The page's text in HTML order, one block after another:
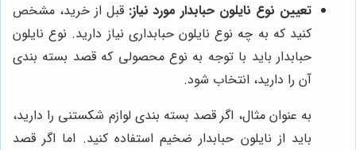
تعیین نوع نایلون حبابدار مورد نیاز: قبل از خرید، مشخص
کنید که به چه نوع نایلون حبابداری نیاز دارید. نوع نایلون
حبابدار باید با توجه به نوع محصولی که قصد بسته بندی
آن را دارید، انتخاب شود.
به عنوان مثال، اگر قصد بسته بندی لوازم شکستنی را دارید،
باید از نایلون حبابدار ضخیم استفاده کنید. اما اگر قصد